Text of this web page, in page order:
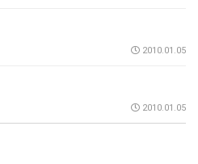
2010.01.05
2010.01.05